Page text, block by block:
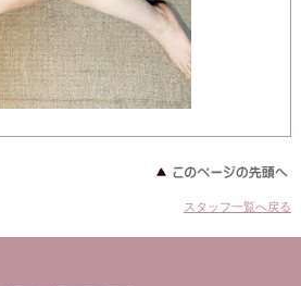
スタッフ一覧へ戻る